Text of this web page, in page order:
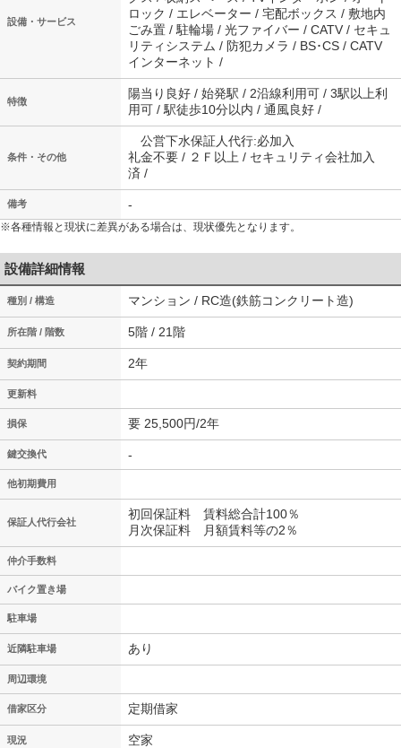
設備・サービス
ロック / エレベーター / 宅配ボックス / 敷地内
ごみ置 / 駐輪場 / 光ファイバー / CATV / セキュ
リティシステム / 防犯カメラ / BS･CS / CATV
インターネット /
特徴
陽当り良好 / 始発駅 / 2沿線利用可 / 3駅以上利
用可 / 駅徒歩10分以内 / 通風良好 /
条件・その他
公営下水保証人代行:必加入
礼金不要 / ２Ｆ以上 / セキュリティ会社加入
済 /
備考 -
※各種情報と現状に差異がある場合は、現状優先となります。
設備詳細情報
種別 / 構造 マンション / RC造(鉄筋コンクリート造)
所在階 / 階数 5階 / 21階
契約期間 2年
更新料
損保 要 25,500円/2年
鍵交換代 -
他初期費用
保証人代行会社
初回保証料 賃料総合計100％
月次保証料 月額賃料等の2％
仲介手数料
バイク置き場
駐車場
近隣駐車場 あり
周辺環境
借家区分 定期借家
現況 空家